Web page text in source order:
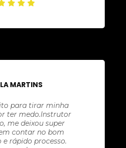
MARTINS
para tirar minha
ter medo.Instrutor
me deixou super
contar no bom
rápido processo.